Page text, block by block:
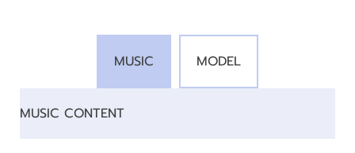
MUSIC MODEL
MUSIC CONTENT